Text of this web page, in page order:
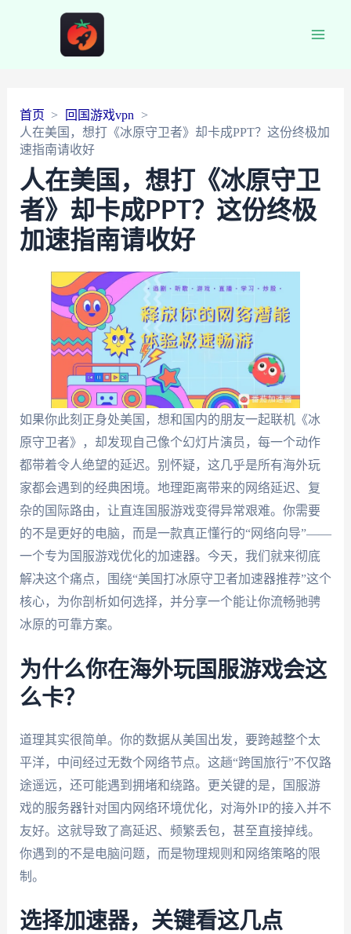
首页
回国游戏vpn
人在美国，想打《冰原守卫者》却卡成PPT？这份终极加
速指南请收好
人在美国，想打《冰原守卫
者》却卡成PPT？这份终极
加速指南请收好
如果你此刻正身处美国，想和国内的朋友一起联机《冰
原守卫者》，却发现自己像个幻灯片演员，每一个动作
都带着令人绝望的延迟。别怀疑，这几乎是所有海外玩
家都会遇到的经典困境。地理距离带来的网络延迟、复
杂的国际路由，让直连国服游戏变得异常艰难。你需要
的不是更好的电脑，而是一款真正懂行的“网络向导”——
一个专为国服游戏优化的加速器。今天，我们就来彻底
解决这个痛点，围绕“美国打冰原守卫者加速器推荐”这个
核心，为你剖析如何选择，并分享一个能让你流畅驰骋
冰原的可靠方案。
为什么你在海外玩国服游戏会这
么卡？
道理其实很简单。你的数据从美国出发，要跨越整个太
平洋，中间经过无数个网络节点。这趟“跨国旅行”不仅路
途遥远，还可能遇到拥堵和绕路。更关键的是，国服游
戏的服务器针对国内网络环境优化，对海外IP的接入并不
友好。这就导致了高延迟、频繁丢包，甚至直接掉线。
你遇到的不是电脑问题，而是物理规则和网络策略的限
制。
选择加速器，关键看这几点